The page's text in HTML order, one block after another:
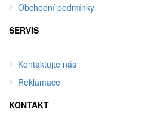
Obchodní podmínky
SERVIS
Kontaktujte nás
Reklamace
KONTAKT